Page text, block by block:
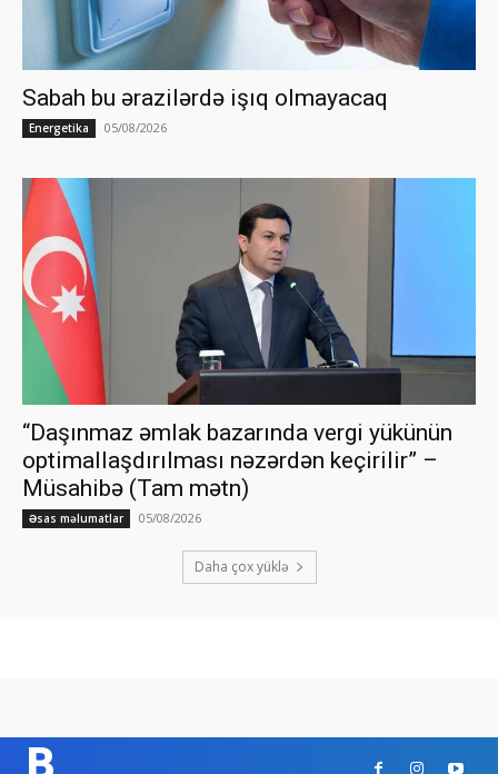
Sabah bu ərazilərdə işıq olmayacaq
Energetika 05/08/2026
“Daşınmaz əmlak bazarında vergi yükünün
optimallaşdırılması nəzərdən keçirilir” –
Müsahibə (Tam mətn)
Əsas məlumatlar 05/08/2026
Daha çox yüklə